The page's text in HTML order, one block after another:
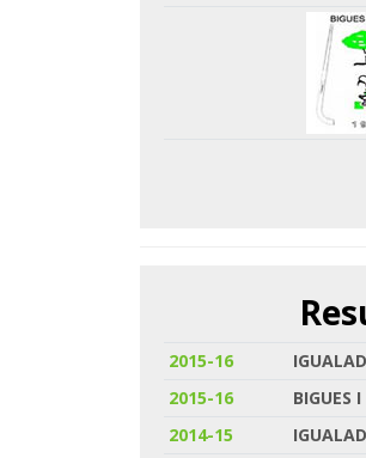
2015-16
2015-16
BIGUES I
2014-15